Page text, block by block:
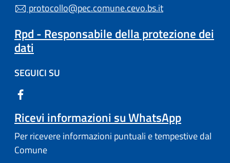
protocollo@pec.comune.cevo.bs.it
Rpd - Responsabile della protezione dei
dati
SEGUICI SU
Ricevi informazioni su WhatsApp
Per ricevere informazioni puntuali e tempestive dal
Comune